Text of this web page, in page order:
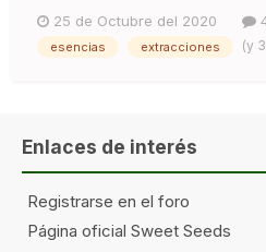
causado por el incomparable
actualmente existen una
25 de Octubre del 2020
esencias extracciones (y
Enlaces de interés
Registrarse en el foro
Página oficial Sweet Seeds